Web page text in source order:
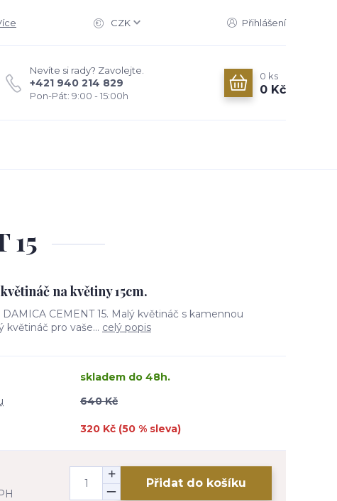
CZK Přihlášení
Nevíte si rady? Zavolejte.
+421 940 214 829
Pon-Pát: 9:00 - 15:00h
0 ks
0 Kč
15
na květiny 15cm.
CEMENT 15. Malý květináč s kamennou
květináč pro vaše... celý popis
skladem do 48h.
640 Kč
320 Kč (50 % sleva)
Přidat do košíku